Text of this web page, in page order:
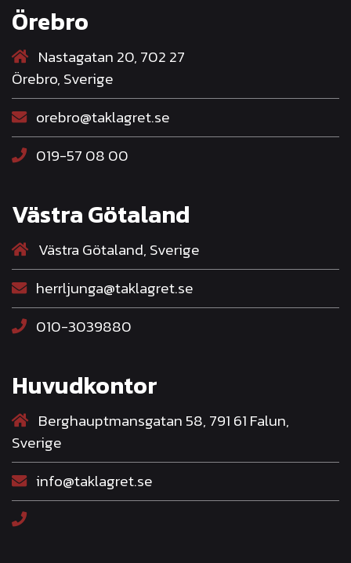
Örebro
Nastagatan 20, 702 27
Örebro, Sverige
orebro@taklagret.se
019-57 08 00
Västra Götaland
Västra Götaland, Sverige
herrljunga@taklagret.se
010-3039880
Huvudkontor
Berghauptmansgatan 58, 791 61 Falun,
Sverige
info@taklagret.se